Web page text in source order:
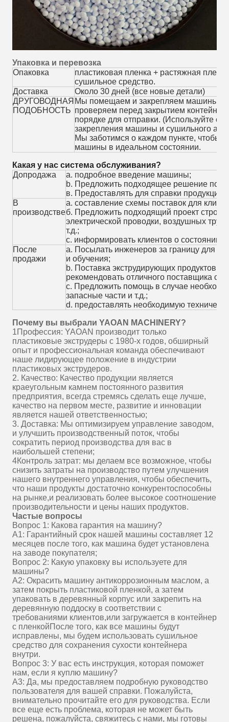
Упаковка и перевозка
Опаковка
пластиковая пленка + растяжная
сушильное средство.
Доставка
Около 30 дней (все новые детали)
ДРУГОВОДНАЯ
ПОДОБНОСТЬ
Мы помещаем и закрепляем машины в
проверяем перед закрытием
порядке для отправки. (Используйте
закрепления машины и сушильного
Мы заботимся о каждом пункте, чтобы
машины в идеальном состоянии.
Какая у нас система обслуживания?
Допродажа
a. подробное введение машины;
b. Предложить подходящее решение по
в. Предоставлять для справки продукцию
В
производстве
а. составление схемы поставок для
б. Предложить подходящий проект
электрической проводки, воздушных
т.д.;
c. информировать клиентов о состоянии
После
продажи
а. Посылать инженеров за границу для
и обучения;
b. Поставка экструдирующих продуктов
рекомендовать отличного поставщика
c. Предложить помощь в случае
запасные части и т.д.;
d. предоставлять необходимую
Почему вы выбрали YAOAN MACHINERY?
1Профессия: YAOAN производит только
пластиковые экструдеры с 1980-х годов, обширный
опыт и профессиональная команда обеспечивают
наше лидирующее положение в индустрии
пластиковых экструдеров.
2. Качество: Качество продукции является
краеугольным камнем постоянного развития
предприятия, всегда стремясь сделать еще лучше,
качество на первом месте, развитие и инновации
является нашей ответственностью;
3. Доставка: Мы оптимизируем управление заводом,
и улучшить производственный поток, чтобы
сократить период производства для вас в
наибольшей степени;
4Контроль затрат: мы делаем все возможное, чтобы
снизить затраты на производство путем улучшения
нашего внутреннего управления, чтобы обеспечить,
что наши продукты достаточно конкурентоспособны
на рынке,и реализовать более высокое соотношение
производительности и цены наших продуктов.
Частые вопросы
Вопрос 1: Какова гарантия на машину?
A1: Гарантийный срок нашей машины составляет 12
месяцев после того, как машина будет установлена
на заводе покупателя;
Вопрос 2: Какую упаковку вы используете для
машины?
A2: Окрасить машину антикоррозионным маслом, а
затем покрыть пластиковой пленкой, а затем
упаковать в деревянный корпус или закрепить на
деревянную поддоску в соответствии с
требованиями клиентов,или загружается в контейнер
с пленкойПосле того, как все машины будут
исправлены, мы будем использовать сушильное
средство для сохранения сухости контейнера
внутри.
Вопрос 3: У вас есть инструкция, которая поможет
нам, если я куплю машину?
A3: Да, мы предоставляем подробную руководство
пользователя для вашей справки. Пожалуйста,
внимательно прочитайте его для руководства. Если
все еще есть проблема, которая не может быть
решена, пожалуйста, свяжитесь с нами, мы готовы